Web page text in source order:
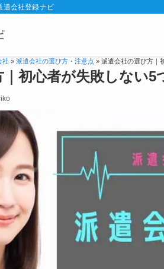
遣会社登録ナビ
社 » 派遣会社の選び方・注意点 » 派遣会社の選び方｜
初心者が失敗しない